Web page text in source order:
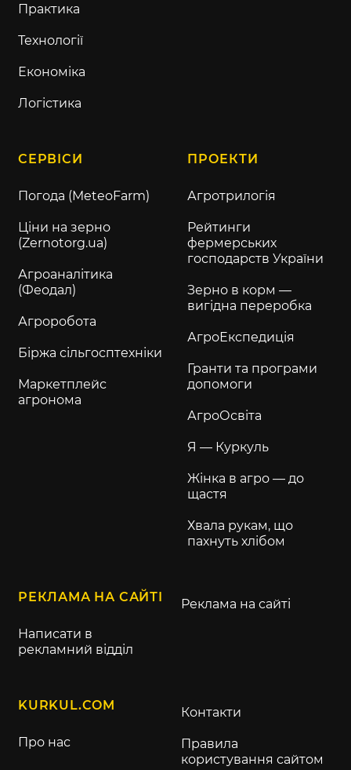
Практика
Технології
Економіка
Логістика
СЕРВІСИ
Погода (MeteoFarm)
Ціни на зерно
(Zernotorg.ua)
Агроаналітика
(Феодал)
Агроробота
Біржа сільгосптехніки
Маркетплейс
агронома
ПРОЕКТИ
Агротрилогія
Рейтинги
фермерських
господарств України
Зерно в корм —
вигідна переробка
АгроЕкспедиція
Гранти та програми
допомоги
АгроОсвіта
Я — Куркуль
Жінка в агро — до
щастя
Хвала рукам, що
пахнуть хлібом
РЕКЛАМА НА САЙТІ
Написати в
рекламний відділ
Реклама на сайті
KURKUL.COM
Про нас
Контакти
Правила
користування сайтом